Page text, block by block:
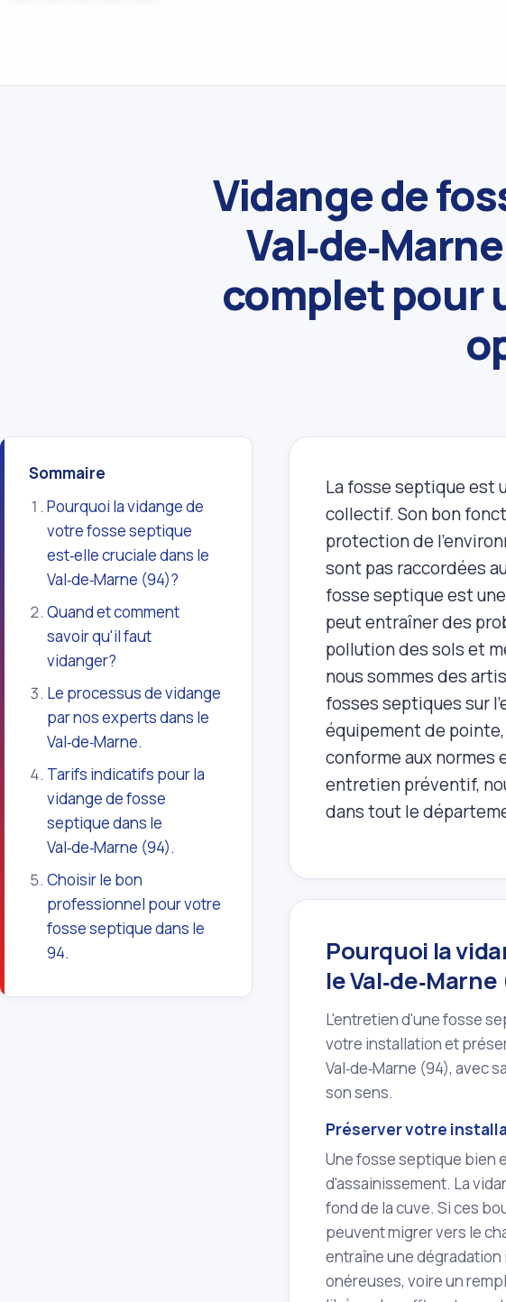
Vidange de
complet pour
Sommaire
Pourquoi la vidange de
votre fosse septique
est‑elle cruciale dans le
Val‑de‑Marne (94)?
Quand et comment
savoir qu'il faut
vidanger?
Le processus de vidange
par nos experts dans le
Val‑de‑Marne.
Tarifs indicatifs pour la
vidange de fosse
septique dans le
Val‑de‑Marne (94).
Choisir le bon
professionnel pour votre
fosse septique dans le
94.
La fosse septique est
collectif. Son bon
protection de
sont pas raccordées
fosse septique est
peut entraîner des
pollution des sols et
nous sommes des
fosses septiques sur
équipement de
conforme aux normes
entretien préventif,
dans tout le
Pourquoi la
le
L'entretien d'une fosse
votre installation et
Val‑de‑Marne (94),
son sens.
Préserver votre
Une fosse septique bien
d'assainissement. La
fond de la cuve. Si ces
peuvent migrer vers le
entraîne une
onéreuses, voire un